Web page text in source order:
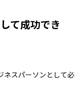
て成功でき
ネスパーソンとして必